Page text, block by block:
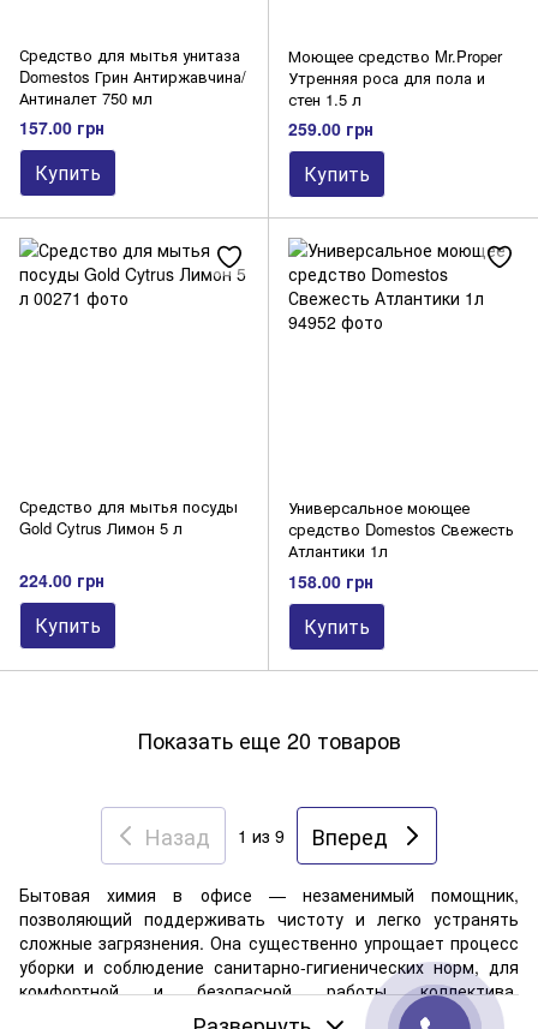
Средство для мытья унитаза
Domestos Грин Антиржавчина/
Антиналет 750 мл
157.00 грн
Купить
Моющее средство Mr.Proper
Утренняя роса для пола и
стен 1.5 л
259.00 грн
Купить
Средство для мытья посуды
Gold Cytrus Лимон 5 л
224.00 грн
Купить
Универсальное моющее
средство Domestos Свежесть
Атлантики 1л
158.00 грн
Купить
Показать еще 20 товаров
Назад 1 из 9 Вперед
Бытовая химия в офисе — незаменимый помощник,
позволяющий поддерживать чистоту и легко устранять
сложные загрязнения. Она существенно упрощает процесс
уборки и соблюдение санитарно-гигиенических норм, для
комфортной и безопасной работы коллектива.
Качественные средства также обеспечивают защиту